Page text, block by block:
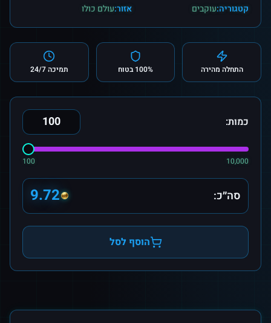
קטגוריה:עוקבים אזור:עולם כולו
התחלה מהירה 100% בטוח תמיכה 24/7
כמות:
100 10,000
סה״כ: 9.72
הוסף לסל